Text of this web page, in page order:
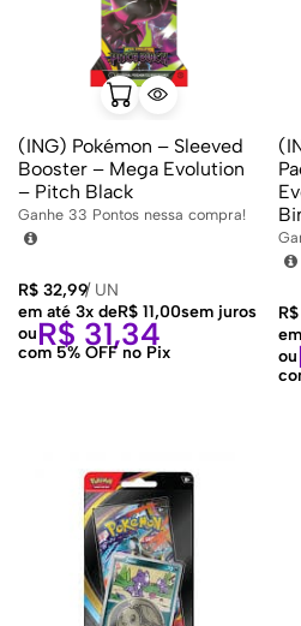
(ING) Pokémon – Sleeved
Booster – Mega Evolution
– Pitch Black
Ganhe 33 Pontos nessa compra!
R$ 32,99/UN
em até 3x deR$ 11,00sem juros
ouR$ 31,34
com 5% OFF no Pix
R$
ou